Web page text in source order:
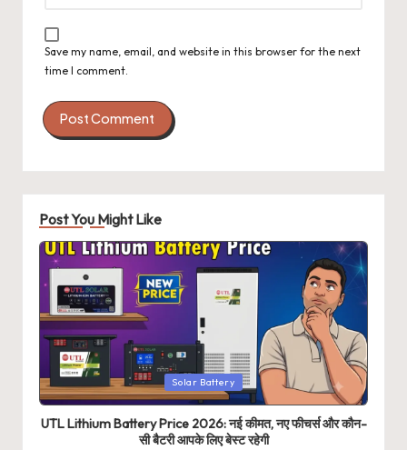
Save my name, email, and website in this browser for the next
time I comment.
Post You Might Like
Posted
in
Solar Battery
UTL Lithium Battery Price 2026: नई कीमत, नए फीचर्स और कौन-
सी बैटरी आपके लिए बेस्ट रहेगी